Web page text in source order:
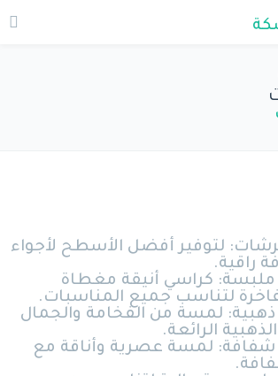
لتوفير أفضل الأسطح لأجواء
راقية.
ملبسة: كراسي أنيقة مغطاة
لتناسب جميع المناسبات.
ذهبية: لمسة من الفخامة والجمال
الرائعة.
شفافة: لمسة عصرية وأناقة مع